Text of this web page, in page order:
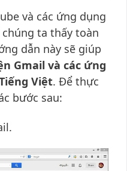
và các ứng dụng
ta thấy toàn
dẫn này sẽ giúp
Gmail và các ứng
Việt. Để thực
bước sau: